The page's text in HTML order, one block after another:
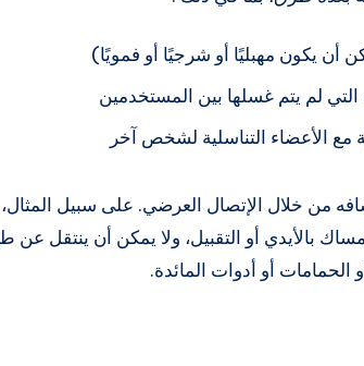
يكون مهبليًا أو شرجيًا أو فمويًا)
لم يتم غسلها بين المستخدمين
مع الأعضاء التناسلية لشخص آخر
من خلال الإتصال العرضي. على سبيل
بالأيدي أو التقبيل، ولا يمكن أن ينتقل عن
الحمامات أو أدوات المائدة.